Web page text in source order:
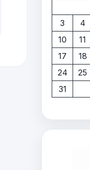
3
4
10
11
17
18
24
25
31